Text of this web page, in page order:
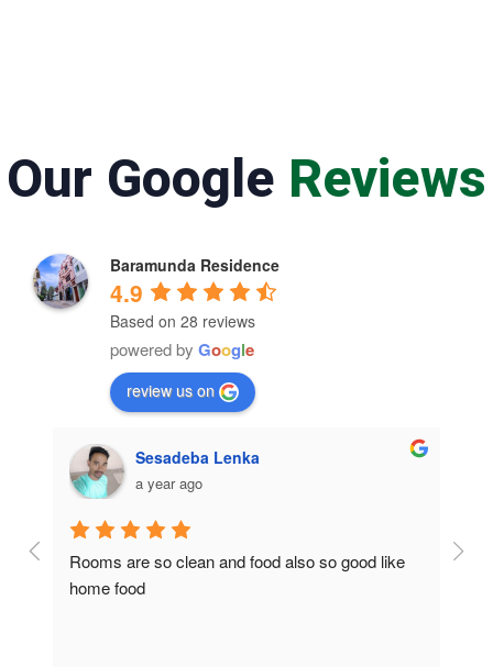
Our Google Reviews
Baramunda Residence
4.9
Based on 28 reviews
powered by Google
review us on
Sesadeba Lenka
a year ago
Rooms are so clean and food also so good like
home food
So